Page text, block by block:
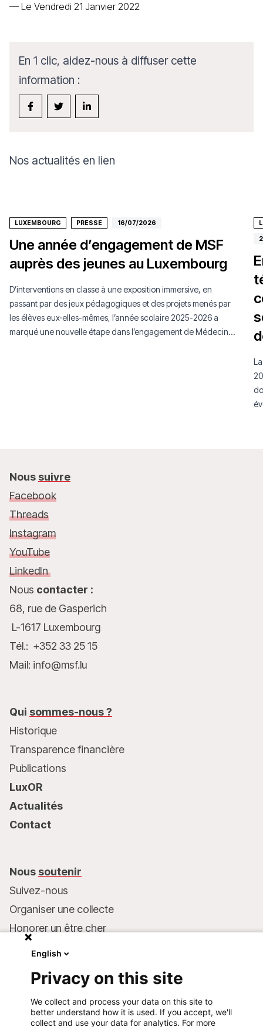
— Le Vendredi 21 Janvier 2022
En 1 clic, aidez-nous à diffuser cette
information :
Nos actualités en lien
LUXEMBOURG PRESSE 16/07/2026
Une année d’engagement de MSF
auprès des jeunes au Luxembourg
D’interventions en classe à une exposition immersive, en
passant par des jeux pédagogiques et des projets menés par
les élèves eux·elles-mêmes, l’année scolaire 2025-2026 a
marqué une nouvelle étape dans l’engagement de Médecins
Nous suivre
Facebook
Threads
Instagram
YouTube
LinkedIn
Nous contacter :
68, rue de Gasperich
L-1617 Luxembourg
Tél.: +352 33 25 15
Mail: info@msf.lu
Qui sommes-nous ?
Historique
Transparence financière
Publications
LuxOR
Actualités
Contact
Nous soutenir
Suivez-nous
Organiser une collecte
Honorer un être cher
Faire un don
Coordonnées bancaires :
LU75 1111 0000 4848 0000
English
Privacy on this site
We collect and process your data on this site to
better understand how it is used. If you accept, we'll
collect and use your data for analytics. For more